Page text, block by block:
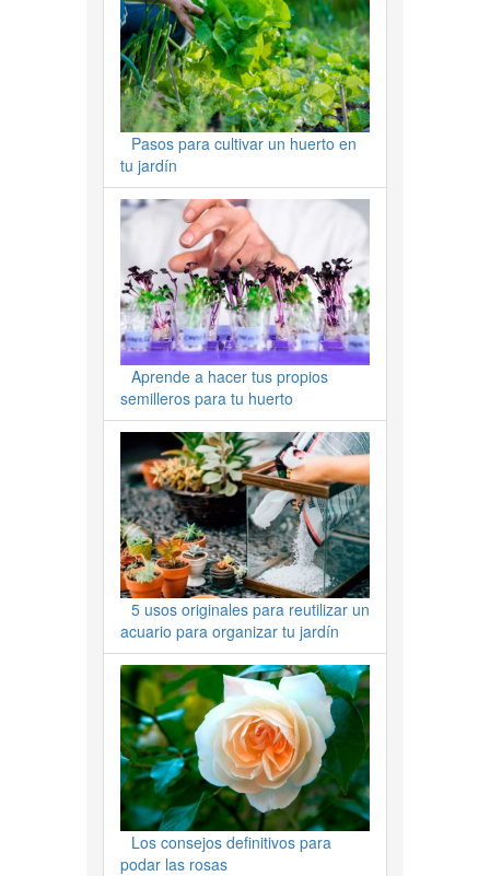
Pasos para cultivar un huerto en
tu jardín
Aprende a hacer tus propios
semilleros para tu huerto
5 usos originales para reutilizar un
acuario para organizar tu jardín
Los consejos definitivos para
podar las rosas